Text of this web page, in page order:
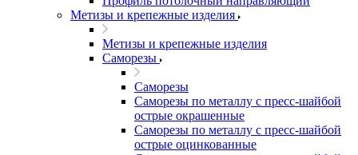
Метизы и крепежные изделия
Метизы и крепежные изделия
Саморезы
Саморезы
Саморезы по металлу с пресс-шайбой
острые окрашенные
Саморезы по металлу с пресс-шайбой
острые оцинкованные